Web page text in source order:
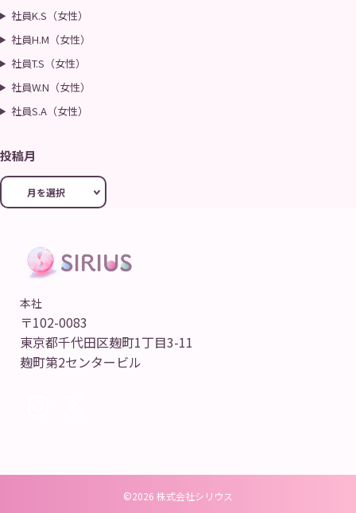
社員K.S（女性）
社員H.M（女性）
社員T.S（女性）
社員W.N（女性）
社員S.A（女性）
投稿月
本社
〒102-0083
東京都千代田区麹町1丁目3-11
麹町第2センタービル
©2026 株式会社シリウス